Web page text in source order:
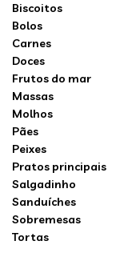
Biscoitos
Bolos
Carnes
Doces
Frutos do mar
Massas
Molhos
Pães
Peixes
Pratos principais
Salgadinho
Sanduíches
Sobremesas
Tortas